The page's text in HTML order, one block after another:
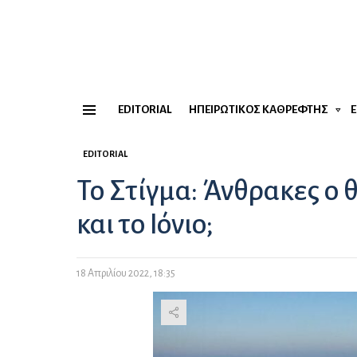
EDITORIAL ΗΠΕΙΡΏΤΙΚΟΣ ΚΑΘΡΈΦΤΗΣ
EDITORIAL
Το Στίγμα: Άνθρακες ο
και το Ιόνιο;
18 Απριλίου 2022, 18:35